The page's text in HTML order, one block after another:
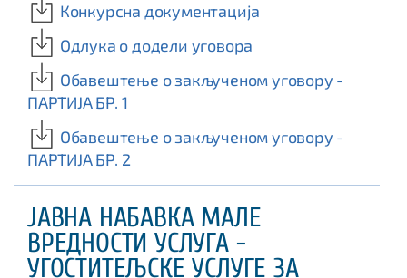
Конкурсна документација
Одлука о додели уговора
Обавештење о закљученом уговору -
ПАРТИЈА БР. 1
Обавештење о закљученом уговору -
ПАРТИЈА БР. 2
ЈАВНА НАБАВКА МАЛЕ
ВРЕДНОСТИ УСЛУГА -
УГОСТИТЕЉСКЕ УСЛУГЕ ЗА